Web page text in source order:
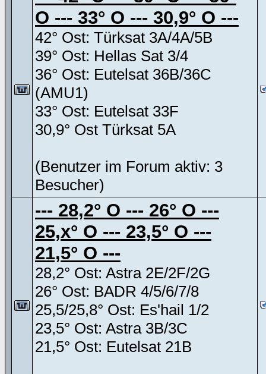
O --- 33° O --- 30,9° O ---
42° Ost: Türksat 3A/4A/5B
39° Ost: Hellas Sat 3/4
36° Ost: Eutelsat 36B/36C
(AMU1)
33° Ost: Eutelsat 33F
30,9° Ost Türksat 5A
(Benutzer im Forum aktiv: 3
Besucher)
--- 28,2° O --- 26° O ---
25,x° O --- 23,5° O ---
21,5° O ---
28,2° Ost: Astra 2E/2F/2G
26° Ost: BADR 4/5/6/7/8
25,5/25,8° Ost: Es'hail 1/2
23,5° Ost: Astra 3B/3C
21,5° Ost: Eutelsat 21B